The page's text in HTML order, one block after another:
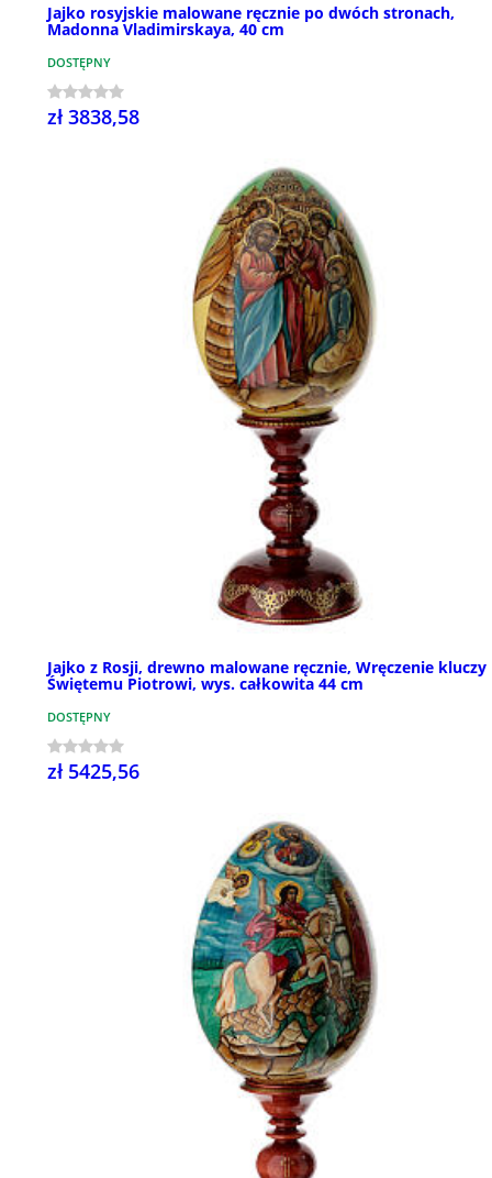
Jajko rosyjskie malowane ręcznie po dwóch stronach,
Madonna Vladimirskaya, 40 cm
DOSTĘPNY
zł 3838,58
Jajko z Rosji, drewno malowane ręcznie, Wręczenie kluczy
Świętemu Piotrowi, wys. całkowita 44 cm
DOSTĘPNY
zł 5425,56